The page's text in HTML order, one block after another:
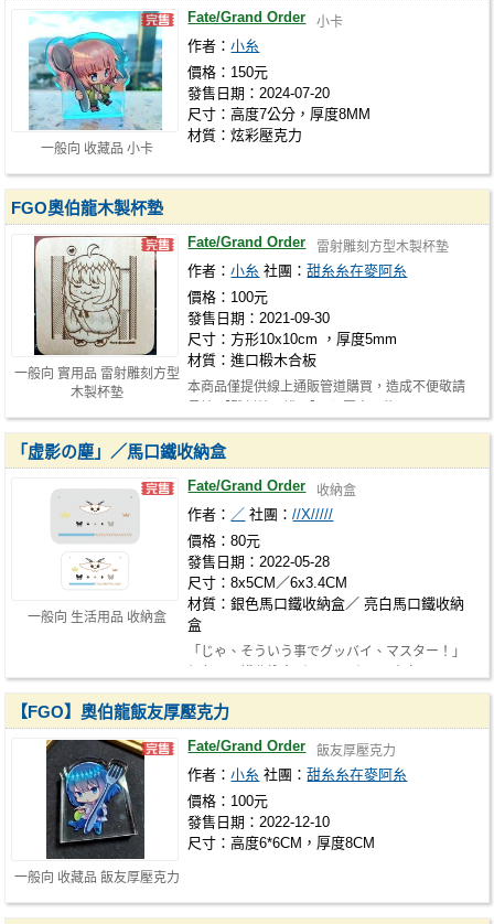
一般向 收藏品 小卡
Fate/Grand Order 小卡
作者：小糸
價格：150元
發售日期：2024-07-20
尺寸：高度7公分，厚度8MM
材質：炫彩壓克力
一般向 實用品 雷射雕刻方型
木製杯墊
FGO奧伯龍木製杯墊
Fate/Grand Order 雷射雕刻方型木製杯墊
作者：小糸 社團：甜糸糸在麥阿糸
價格：100元
發售日期：2021-09-30
尺寸：方形10x10cm ，厚度5mm
材質：進口椴木合板
本商品僅提供線上通販管道購買，造成不便敬請
一般向 生活用品 收納盒
「虚影の塵」／馬口鐵收納盒
Fate/Grand Order 收納盒
作者： ／ 社團：//X/////
價格：80元
發售日期：2022-05-28
尺寸：8x5CM／6x3.4CM
材質：銀色馬口鐵收納盒／ 亮白馬口鐵收納
盒
「じゃ、そういう事でグッバイ、マスター！」
一般向 收藏品 飯友厚壓克力
【FGO】奧伯龍飯友厚壓克力
Fate/Grand Order 飯友厚壓克力
作者：小糸 社團：甜糸糸在麥阿糸
價格：100元
發售日期：2022-12-10
尺寸：高度6*6CM，厚度8CM